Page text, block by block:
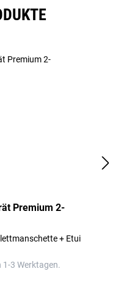
Premium 2-
+ Etui
1-3 Werktagen.